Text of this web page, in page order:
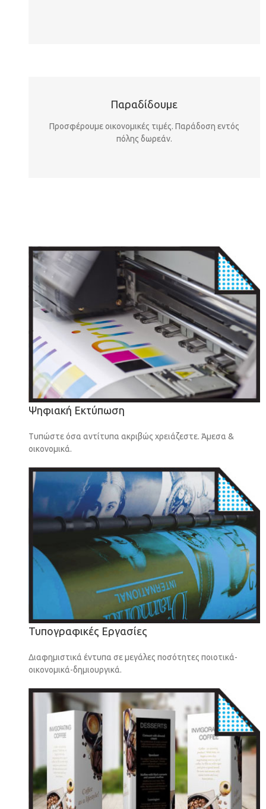
Παραδίδουμε
Προσφέρουμε οικονομικές τιμές. Παράδοση εντός
πόλης δωρεάν.
Ψηφιακή Εκτύπωση
Τυπώστε όσα αντίτυπα ακριβώς χρειάζεστε. Άμεσα &
οικονομικά.
Τυπογραφικές Εργασίες
Διαφημιστικά έντυπα σε μεγάλες ποσότητες ποιοτικά-
οικονομικά-δημιουργικά.